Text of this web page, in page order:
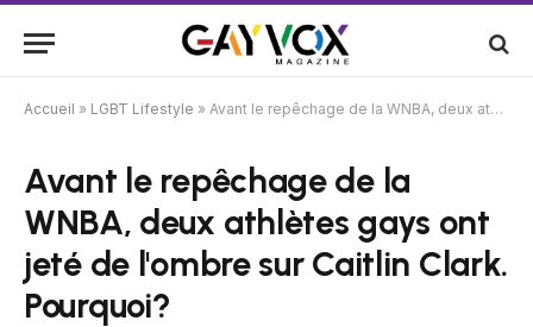
Accueil » LGBT Lifestyle » Avant le repêchage de la WNBA, deux athlètes gays ont jeté de l'ombre sur Caitlin Clark. Pourquoi?
Avant le repêchage de la
WNBA, deux athlètes gays ont
jeté de l'ombre sur Caitlin Clark.
Pourquoi?